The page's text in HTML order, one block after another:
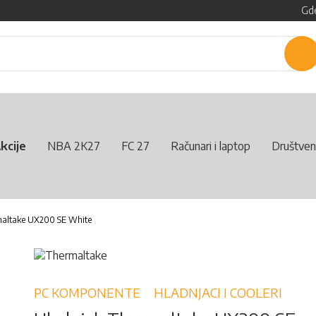
NBA 2K27 FC 27 Računari i laptop
UX200 SE White
PC KOMPONENTE HLADNJACI I COOLERI